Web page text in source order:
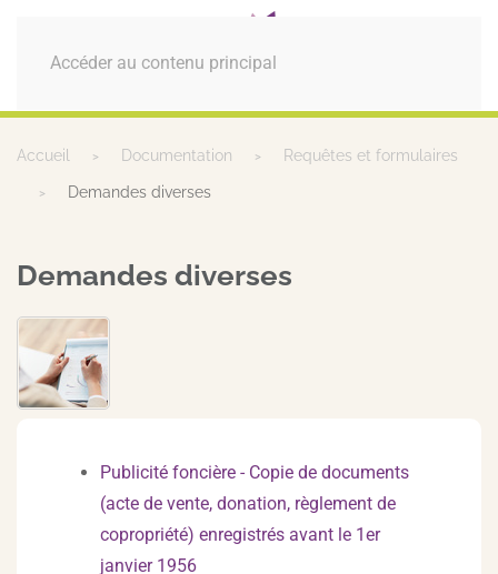
Accéder au contenu principal
MENU
Accueil Documentation Requêtes et formulaires
Demandes diverses
Demandes diverses
Publicité foncière - Copie de documents
(acte de vente, donation, règlement de
copropriété) enregistrés avant le 1er
janvier 1956